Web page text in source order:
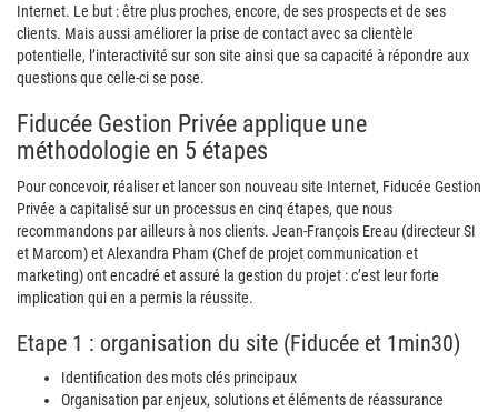
Internet. Le but : être plus proches, encore, de ses prospects et de ses
clients. Mais aussi améliorer la prise de contact avec sa clientèle
potentielle, l’interactivité sur son site ainsi que sa capacité à répondre aux
questions que celle-ci se pose.
Fiducée Gestion Privée applique une
méthodologie en 5 étapes
Pour concevoir, réaliser et lancer son nouveau site Internet, Fiducée Gestion
Privée a capitalisé sur un processus en cinq étapes, que nous
recommandons par ailleurs à nos clients. Jean-François Ereau (directeur SI
et Marcom) et Alexandra Pham (Chef de projet communication et
marketing) ont encadré et assuré la gestion du projet : c’est leur forte
implication qui en a permis la réussite.
Etape 1 : organisation du site (Fiducée et 1min30)
Identification des mots clés principaux
Organisation par enjeux, solutions et éléments de réassurance